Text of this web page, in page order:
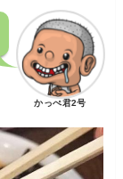
かっぺ君2号